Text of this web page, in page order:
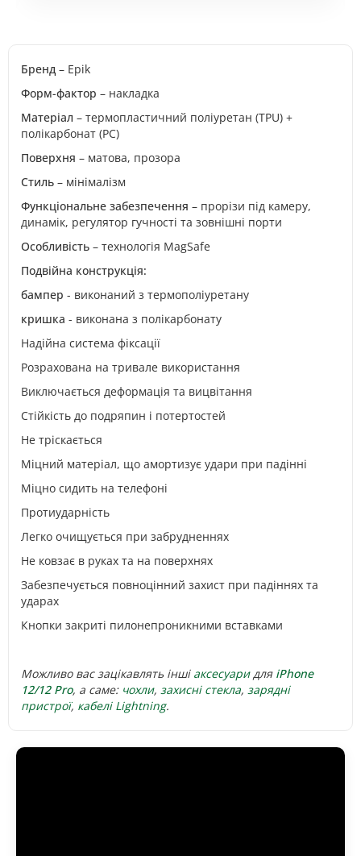
Бренд – Epik
Форм-фактор – накладка
Матеріал – термопластичний поліуретан (TPU) +
полікарбонат (PC)
Поверхня – матова, прозора
Стиль – мінімалізм
Функціональне забезпечення – прорізи під камеру,
динамік, регулятор гучності та зовнішні порти
Особливість – технологія MagSafe
Подвійна конструкція:
бампер - виконаний з термополіуретану
кришка - виконана з полікарбонату
Надійна система фіксації
Розрахована на тривале використання
Виключається деформація та вицвітання
Стійкість до подряпин і потертостей
Не тріскається
Міцний матеріал, що амортизує удари при падінні
Міцно сидить на телефоні
Протиударність
Легко очищується при забрудненнях
Не ковзає в руках та на поверхнях
Забезпечується повноцінний захист при падіннях та
ударах
Кнопки закриті пилонепроникними вставками
Можливо вас зацікавлять інші аксесуаридля iPhone
12/12 Pro, а саме: чохли, захисні стекла, зарядні
пристрої, кабелі Lightning.